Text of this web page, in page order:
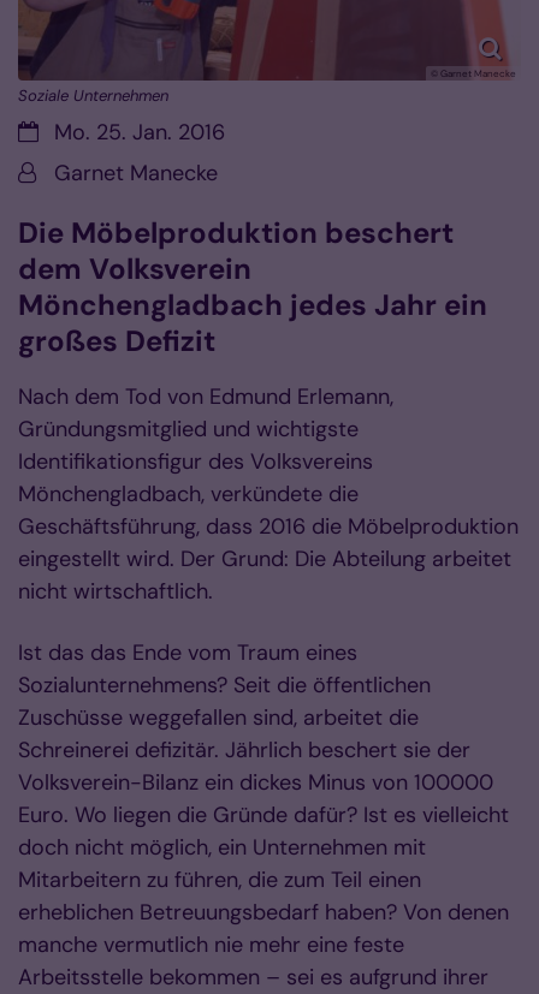
© Garnet Manecke
Soziale Unternehmen
Datum:Mo. 25. Jan. 2016
Von:Garnet Manecke
Die Möbelproduktion beschert
dem Volksverein
Mönchengladbach jedes Jahr ein
großes Defizit
Nach dem Tod von Edmund Erlemann,
Gründungsmitglied und wichtigste
Identifikationsfigur des Volksvereins
Mönchengladbach, verkündete die
Geschäftsführung, dass 2016 die Möbelproduktion
eingestellt wird. Der Grund: Die Abteilung arbeitet
nicht wirtschaftlich.
Ist das das Ende vom Traum eines
Sozialunternehmens? Seit die öffentlichen
Zuschüsse weggefallen sind, arbeitet die
Schreinerei defizitär. Jährlich beschert sie der
Volksverein-Bilanz ein dickes Minus von 100000
Euro. Wo liegen die Gründe dafür? Ist es vielleicht
doch nicht möglich, ein Unternehmen mit
Mitarbeitern zu führen, die zum Teil einen
erheblichen Betreuungsbedarf haben? Von denen
manche vermutlich nie mehr eine feste
Arbeitsstelle bekommen – sei es aufgrund ihrer